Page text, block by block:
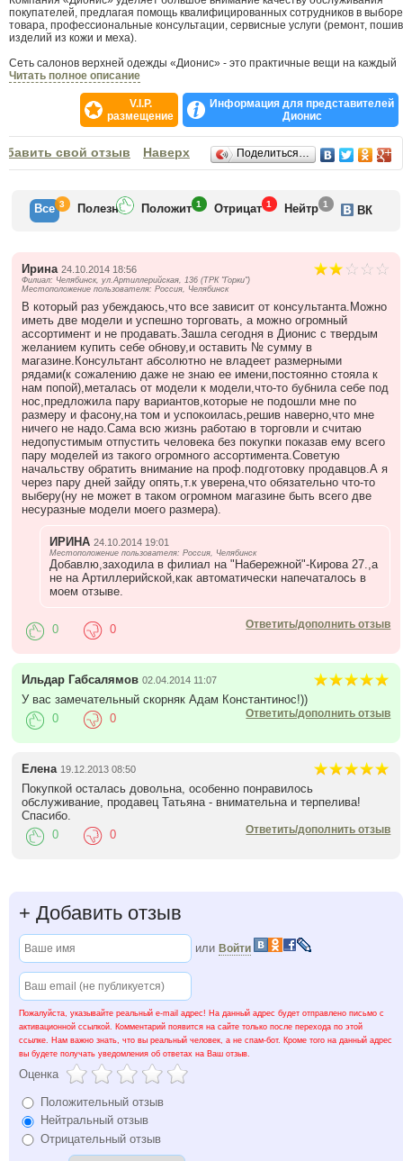
покупателей, предлагая помощь квалифицированных сотрудников в выборе
товара, профессиональные консультации, сервисные услуги (ремонт, пошив
изделий из кожи и меха).
Сеть салонов верхней одежды «Дионис» - это практичные вещи на каждый
день. Сегодня мы готовы предложить Вам:
- Верхнюю повседневную одежду (кожу, текстиль)
- Верхнюю одежду для отдыха и спорта (текстиль)
- Головные уборы
Читать полное описание
V.I.P.
размещение
Информация для представителей
Дионис
Отзывысвой отзыв Наверх Поделиться…
Все 3 Полезн Положит 1 Отрицат 1 Нейтр 1 ВК
Ирина 24.10.2014 18:56
Филиал: Челябинск, ул.Артиллерийская, 136 (ТРК "Горки")
Местоположение пользователя: Россия, Челябинск
В который раз убеждаюсь,что все зависит от консультанта.Можно
иметь две модели и успешно торговать, а можно огромный
ассортимент и не продавать.Зашла сегодня в Дионис с твердым
желанием купить себе обнову,и оставить № сумму в
магазине.Консультант абсолютно не владеет размерными
рядами(к сожалению даже не знаю ее имени,постоянно стояла к
нам попой),металась от модели к модели,что-то бубнила себе под
нос,предложила пару вариантов,которые не подошли мне по
размеру и фасону,на том и успокоилась,решив наверно,что мне
ничего не надо.Сама всю жизнь работаю в торговли и считаю
недопустимым отпустить человека без покупки показав ему всего
пару моделей из такого огромного ассортимента.Советую
начальству обратить внимание на проф.подготовку продавцов.А я
через пару дней зайду опять,т.к уверена,что обязательно что-то
выберу(ну не может в таком огромном магазине быть всего две
несуразные модели моего размера).
ИРИНА 24.10.2014 19:01
Местоположение пользователя: Россия, Челябинск
Добавлю,заходила в филиал на "Набережной"-Кирова 27.,а
не на Артиллерийской,как автоматически напечаталось в
моем отзыве.
Ответить/дополнить отзыв
0 0
Ильдар Габсалямов 02.04.2014 11:07
У вас замечательный скорняк Адам Константинос!))
Ответить/дополнить отзыв
0 0
Елена 19.12.2013 08:50
Покупкой осталась довольна, особенно понравилось
обслуживание, продавец Татьяна - внимательна и терпелива!
Спасибо.
Ответить/дополнить отзыв
0 0
+ Добавить отзыв
или Войти
Пожалуйста, указывайте реальный e-mail адрес! На данный адрес будет отправлено письмо с
активационной ссылкой. Комментарий появится на сайте только после перехода по этой
ссылке. Нам важно знать, что вы реальный человек, а не спам-бот. Кроме того на данный адрес
вы будете получать уведомления об ответах на Ваш отзыв.
Оценка
Положительный отзыв
Нейтральный отзыв
Отрицательный отзыв